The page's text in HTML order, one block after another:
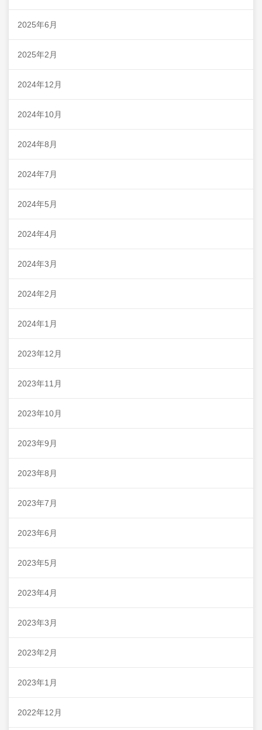
2025年6月
2025年2月
2024年12月
2024年10月
2024年8月
2024年7月
2024年5月
2024年4月
2024年3月
2024年2月
2024年1月
2023年12月
2023年11月
2023年10月
2023年9月
2023年8月
2023年7月
2023年6月
2023年5月
2023年4月
2023年3月
2023年2月
2023年1月
2022年12月